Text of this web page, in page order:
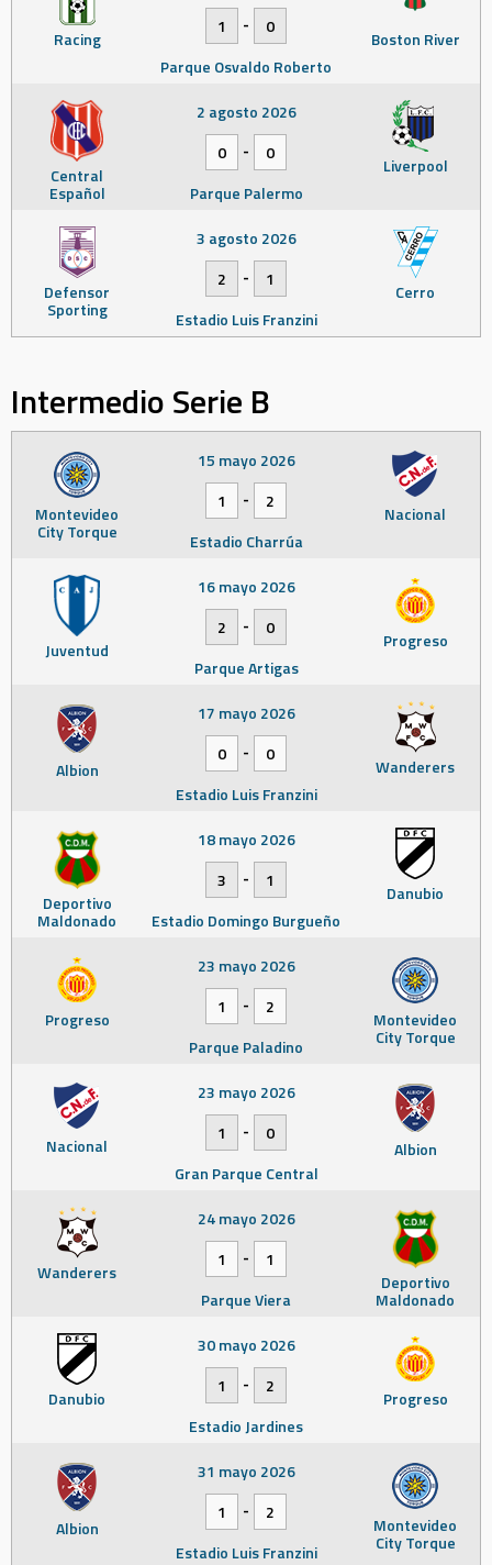
Racing Boston River
1 -
0
Parque Osvaldo Roberto
Central
Español
Liverpool
2 agosto 2026
0
-
0
Parque Palermo
Defensor
Sporting
Cerro
3 agosto 2026
2
-
1
Estadio Luis Franzini
Intermedio Serie B
Montevideo
City Torque
Nacional
15 mayo 2026
1
-
2
Estadio Charrúa
Juventud Progreso
16 mayo 2026
2
-
0
Parque Artigas
Albion Wanderers
17 mayo 2026
0
-
0
Estadio Luis Franzini
Deportivo
Maldonado
Danubio
18 mayo 2026
3
-
1
Estadio Domingo Burgueño
Progreso Montevideo
City Torque
23 mayo 2026
1
-
2
Parque Paladino
Nacional Albion
23 mayo 2026
1
-
0
Gran Parque Central
Wanderers Deportivo
Maldonado
24 mayo 2026
1
-
1
Parque Viera
Danubio Progreso
30 mayo 2026
1
-
2
Estadio Jardines
Albion Montevideo
City Torque
31 mayo 2026
1
-
2
Estadio Luis Franzini